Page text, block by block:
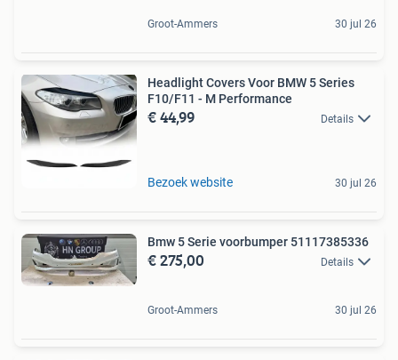
Groot-Ammers 30 jul 26
Headlight Covers Voor BMW 5 Series
F10/F11 - M Performance
€ 44,99 Details
Bezoek website 30 jul 26
Bmw 5 Serie voorbumper 51117385336
€ 275,00 Details
Groot-Ammers 30 jul 26